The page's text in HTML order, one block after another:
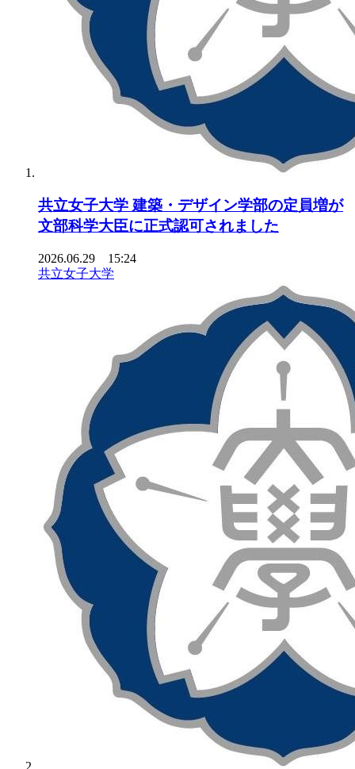
共立女子大学 建築・デザイン学部の定員増が
文部科学大臣に正式認可されました
2026.06.29 15:24
共立女子大学